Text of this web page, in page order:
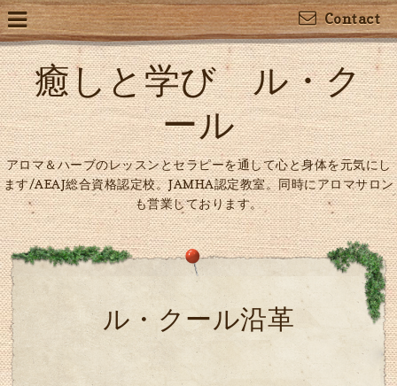
Contact
癒しと学び ル・ク
ール
アロマ＆ハーブのレッスンとセラピーを通して心と身体を元気にし
ます/AEAJ総合資格認定校。JAMHA認定教室。同時にアロマサロン
も営業しております。
ル・クール沿革